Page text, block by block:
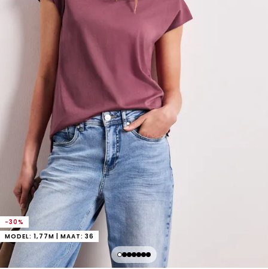
-30%
MODEL: 1,77M | MAAT: 36